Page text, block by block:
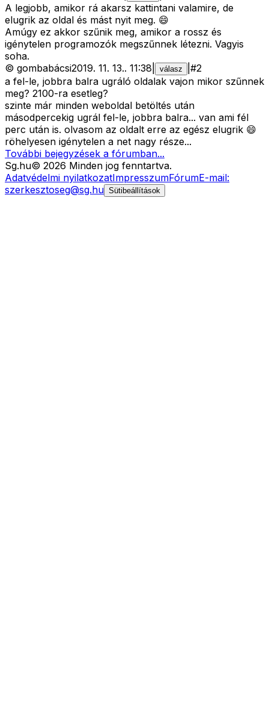
A legjobb, amikor rá akarsz kattintani valamire, de
elugrik az oldal és mást nyit meg. 😄
Amúgy ez akkor szűnik meg, amikor a rossz és
igénytelen programozók megszűnnek létezni. Vagyis
soha.
© gombabácsi2019. 11. 13.. 11:38 válasz #2
a fel-le, jobbra balra ugráló oldalak vajon mikor szűnnek
meg? 2100-ra esetleg?
szinte már minden weboldal betöltés után
másodpercekig ugrál fel-le, jobbra balra... van ami fél
perc után is. olvasom az oldalt erre az egész elugrik 😄
röhelyesen igénytelen a net nagy része...
További bejegyzések a fórumban...
Sg.hu© 2026 Minden jog fenntartva.
Adatvédelmi nyilatkozatImpresszumFórumE-mail:
szerkesztoseg@sg.hu Sütibeállítások